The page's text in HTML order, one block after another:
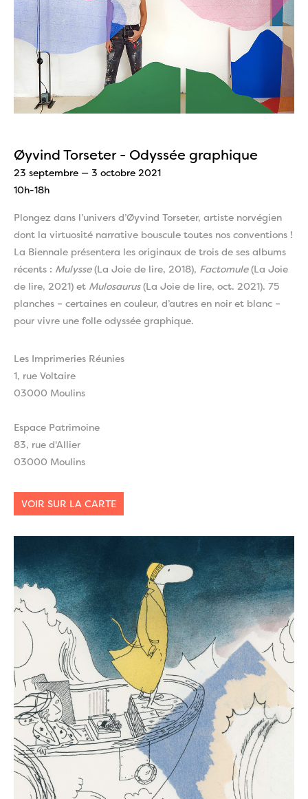
Øyvind Torseter - Odyssée graphique
23 septembre — 3 octobre 2021
10h-18h
Plongez dans l’univers d’Øyvind Torseter, artiste norvégien
dont la virtuosité narrative bouscule toutes nos conventions !
La Biennale présentera les originaux de trois de ses albums
récents : Mulysse(La Joie de lire, 2018), Factomule(La Joie
de lire, 2021) et Mulosaurus(La Joie de lire, oct. 2021). 75
planches – certaines en couleur, d’autres en noir et blanc –
pour vivre une folle odyssée graphique.
Les Imprimeries Réunies
1, rue Voltaire
03000 Moulins
Espace Patrimoine
83, rue d'Allier
03000 Moulins
VOIR SUR LA CARTE